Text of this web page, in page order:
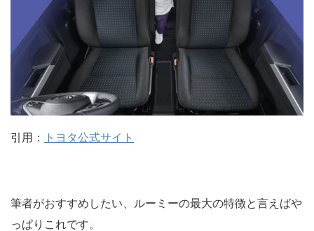
引用： トヨタ公式サイト
筆者がおすすめしたい、ルーミーの最大の特徴と言えばや
っぱりこれです。